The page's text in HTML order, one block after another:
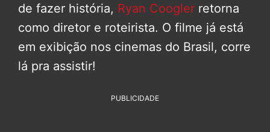
de fazer história, Ryan Coogler retorna
como diretor e roteirista. O filme já está
em exibição nos cinemas do Brasil, corre
lá pra assistir!
PUBLICIDADE